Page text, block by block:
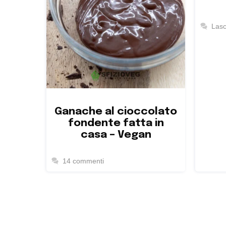
Ganache al cioccolato
fondente fatta in
casa – Vegan
14 commenti